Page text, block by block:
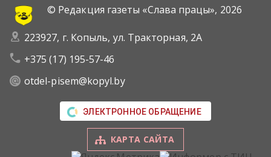
© Редакция газеты «Слава працы», 2026
223927, г. Копыль, ул. Тракторная, 2А
+375 (17) 195-57-46
otdel-pisem@kopyl.by
ЭЛЕКТРОННОЕ ОБРАЩЕНИЕ
КАРТА САЙТА